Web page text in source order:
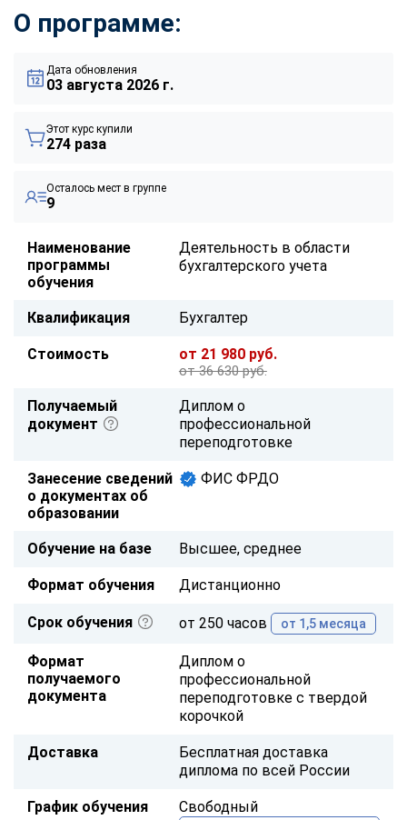
О программе:
Дата обновления
03 августа 2026 г.
Этот курс купили
274 раза
Осталось мест в группе
9
Наименование
программы
обучения
Деятельность в области
бухгалтерского учета
Квалификация Бухгалтер
Стоимость от 21 980 руб.
от 36 630 руб.
Получаемый
документ
Диплом о
профессиональной
переподготовке
Занесение сведений
о документах об
образовании
ФИС ФРДО
Обучение на базе Высшее, среднее
Формат обучения Дистанционно
Срок обучения от 250 часов от 1,5 месяца
Формат
получаемого
документа
Диплом о
профессиональной
переподготовке с твердой
корочкой
Доставка
Бесплатная доставка
диплома по всей России
График обучения Свободный